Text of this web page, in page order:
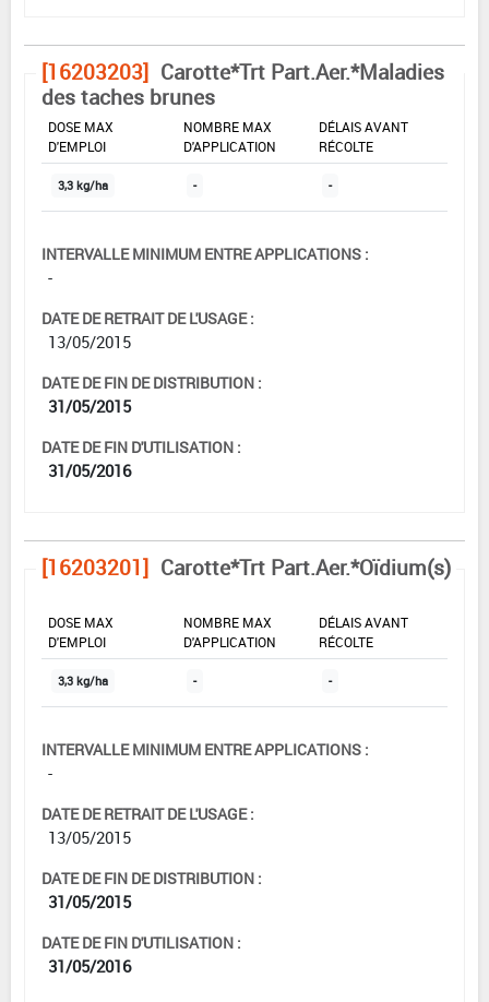
[16203203] Carotte*Trt Part.Aer.*Maladies
des taches brunes
DOSE MAX
D'EMPLOI
NOMBRE MAX
D'APPLICATION
DÉLAIS AVANT
RÉCOLTE
3,3 kg/ha - -
INTERVALLE MINIMUM ENTRE APPLICATIONS :
-
DATE DE RETRAIT DE L'USAGE :
13/05/2015
DATE DE FIN DE DISTRIBUTION :
31/05/2015
DATE DE FIN D'UTILISATION :
31/05/2016
[16203201] Carotte*Trt Part.Aer.*Oïdium(s)
DOSE MAX
D'EMPLOI
NOMBRE MAX
D'APPLICATION
DÉLAIS AVANT
RÉCOLTE
3,3 kg/ha - -
INTERVALLE MINIMUM ENTRE APPLICATIONS :
-
DATE DE RETRAIT DE L'USAGE :
13/05/2015
DATE DE FIN DE DISTRIBUTION :
31/05/2015
DATE DE FIN D'UTILISATION :
31/05/2016